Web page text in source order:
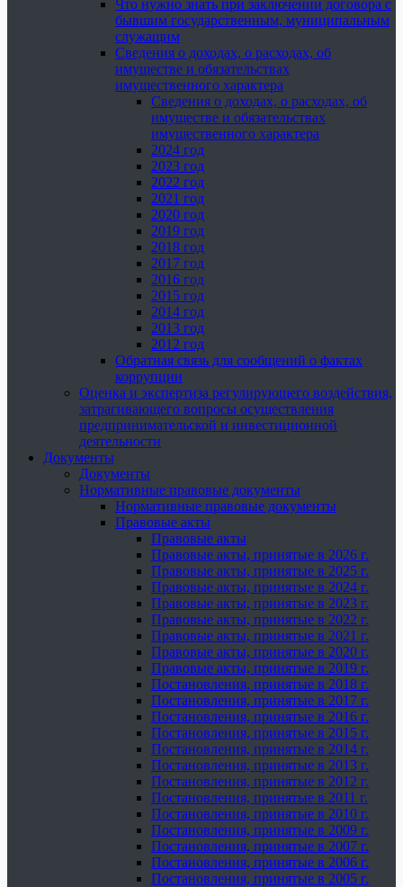
Что нужно знать при заключении договора с
бывшим государственным, муниципальным
служащим
Сведения о доходах, о расходах, об
имуществе и обязательствах
имущественного характера
Сведения о доходах, о расходах, об
имуществе и обязательствах
имущественного характера
2024 год
2023 год
2022 год
2021 год
2020 год
2019 год
2018 год
2017 год
2016 год
2015 год
2014 год
2013 год
2012 год
Обратная связь для сообщений о фактах
коррупции
Оценка и экспертиза регулирующего воздействия,
затрагивающего вопросы осуществления
предпринимательской и инвестиционной
деятельности
Документы
Документы
Нормативные правовые документы
Нормативные правовые документы
Правовые акты
Правовые акты
Правовые акты, принятые в 2026 г.
Правовые акты, принятые в 2025 г.
Правовые акты, принятые в 2024 г.
Правовые акты, принятые в 2023 г.
Правовые акты, принятые в 2022 г.
Правовые акты, принятые в 2021 г.
Правовые акты, принятые в 2020 г.
Правовые акты, принятые в 2019 г.
Постановления, принятые в 2018 г.
Постановления, принятые в 2017 г.
Постановления, принятые в 2016 г.
Постановления, принятые в 2015 г.
Постановления, принятые в 2014 г.
Постановления, принятые в 2013 г.
Постановления, принятые в 2012 г.
Постановления, принятые в 2011 г.
Постановления, принятые в 2010 г.
Постановления, принятые в 2009 г.
Постановления, принятые в 2007 г.
Постановления, принятые в 2006 г.
Постановления, принятые в 2005 г.